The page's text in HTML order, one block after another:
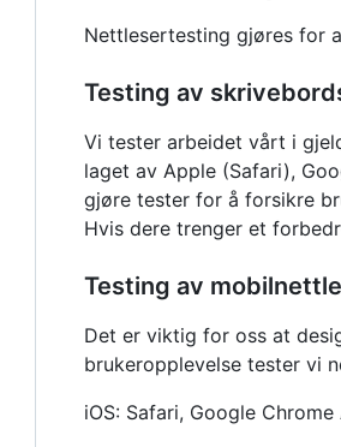
Nettlesertesting gjøres for
Testing av
Vi tester arbeidet vårt i
laget av Apple (Safari),
gjøre tester for å forsikre
Hvis dere trenger et
Testing av
Det er viktig for oss at
brukeropplevelse tester vi
iOS: Safari, Google